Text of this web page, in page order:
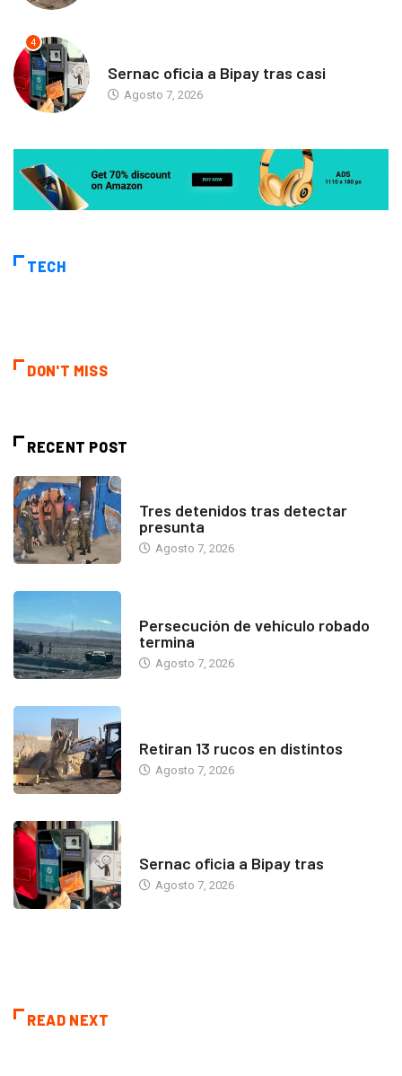
4
Sernac oficia a Bipay tras casi
Agosto 7, 2026
TECH
DON'T MISS
RECENT POST
Tres detenidos tras detectar
presunta
Agosto 7, 2026
Persecución de vehículo robado
termina
Agosto 7, 2026
Retiran 13 rucos en distintos
Agosto 7, 2026
Sernac oficia a Bipay tras
Agosto 7, 2026
READ NEXT